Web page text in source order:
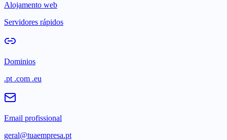
Alojamento web
Servidores rápidos
Dominios
.pt .com .eu
Email profissional
geral@tuaempresa.pt